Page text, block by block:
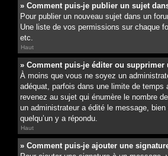
» Comment puis-je publier un sujet
Pour publier un nouveau sujet dans un
Une liste de vos permissions sur chaque
etc.
Haut
» Comment puis-je éditer ou supprimer
À moins que vous ne soyez un
adéquat, parfois dans une limite de temps
revenez au sujet qui énumère le nombre
un administrateur a édité le message,
quelqu’un y a répondu.
Haut
» Comment puis-je ajouter une